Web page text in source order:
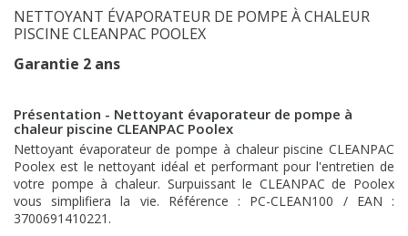
NETTOYANT ÉVAPORATEUR DE POMPE À CHALEUR
PISCINE CLEANPAC POOLEX
Garantie 2 ans
Présentation - Nettoyant évaporateur de pompe à
chaleur piscine CLEANPAC Poolex
Nettoyant évaporateur de pompe à chaleur piscine CLEANPAC
Poolex est le nettoyant idéal et performant pour l'entretien de
votre pompe à chaleur. Surpuissant le CLEANPAC de Poolex
vous simplifiera la vie. Référence : PC-CLEAN100 / EAN :
3700691410221.